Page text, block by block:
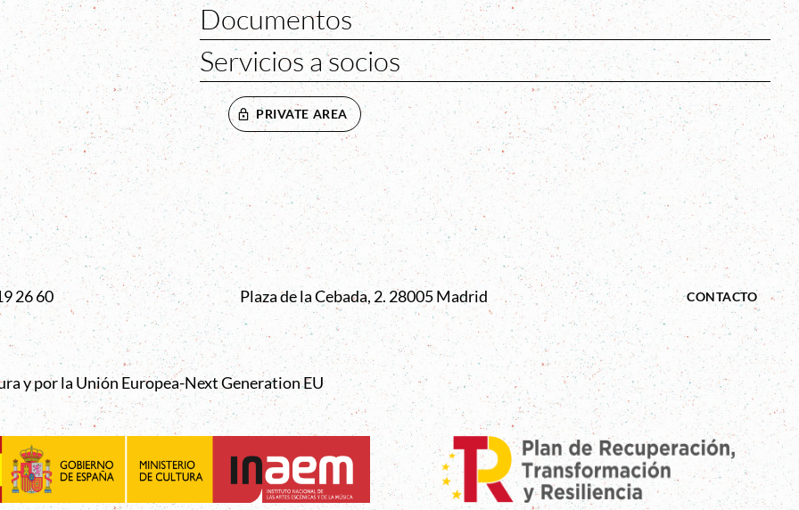
Documentos
Servicios a socios
PRIVATE AREA
26 60 Plaza de la Cebada, 2. 28005 Madrid CONTACTO
y por la Unión Europea-Next Generation EU